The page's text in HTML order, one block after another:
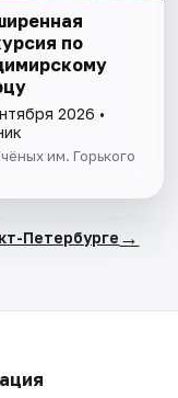
по
2026 •
им. Горького
Петербурге →